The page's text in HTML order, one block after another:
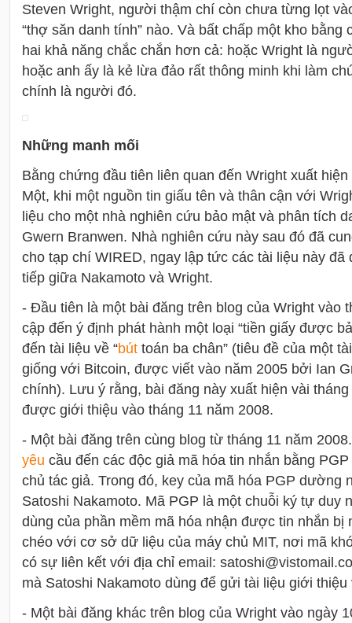
Steven Wright, người thậm chí còn chưa từng lọt
“thợ săn danh tính” nào. Và bất chấp một kho bằng
hai khả năng chắc chắn hơn cả: hoặc Wright là
hoặc anh ấy là kẻ lừa đảo rất thông minh khi làm
chính là người đó.
Những manh mối
Bằng chứng đầu tiên liên quan đến Wright xuất
Một, khi một nguồn tin giấu tên và thân cận với
liệu cho một nhà nghiên cứu bảo mật và phân tích
Gwern Branwen. Nhà nghiên cứu này sau đó đã
cho tạp chí WIRED, ngay lập tức các tài liệu này
tiếp giữa Nakamoto và Wright.
- Đầu tiên là một bài đăng trên blog của Wright vào
cập đến ý định phát hành một loại “tiền giấy được
đến tài liệu về “bút toán ba chân” (tiêu đề của một
giống với Bitcoin, được viết vào năm 2005 bởi Ian
chính). Lưu ý rằng, bài đăng này xuất hiện vài
được giới thiệu vào tháng 11 năm 2008.
- Một bài đăng trên cùng blog từ tháng 11 năm
yêu cầu đến các độc giả mã hóa tin nhắn bằng
chủ tác giả. Trong đó, key của mã hóa PGP dường
Satoshi Nakamoto. Mã PGP là một chuỗi ký tự duy
dùng của phần mềm mã hóa nhận được tin nhắn bị
chéo với cơ sở dữ liệu của máy chủ MIT, nơi mã
có sự liên kết với địa chỉ email:
mà Satoshi Nakamoto dùng để gửi tài liệu giới thiệu
- Một bài đăng khác trên blog của Wright vào ngày